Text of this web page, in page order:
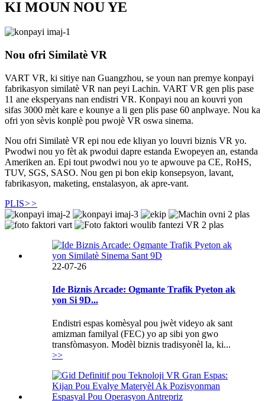
KI MOUN NOU YE
Nou ofri Similatè VR
VART VR, ki sitiye nan Guangzhou, se youn nan premye konpayi
fabrikasyon similatè VR nan peyi Lachin. VART VR gen plis pase
11 ane eksperyans nan endistri VR. Konpayi nou an kouvri yon
sifas 3000 mèt kare e kounye a li gen plis pase 60 anplwaye. Nou ka
ofri yon sèvis konplè pou pwojè VR oswa sinema.
Nou ofri Similatè VR epi nou ede kliyan yo louvri biznis VR yo.
Pwodwi nou yo fèt ak pwodui dapre estanda Ewopeyen an, estanda
Ameriken an. Epi tout pwodwi nou yo te apwouve pa CE, RoHS,
TUV, SGS, SASO. Nou gen pi bon ekip konsepsyon, lavant,
fabrikasyon, maketing, enstalasyon, ak apre-vant.
PLIS>>
22-07-26
Ide Biznis Arcade: Ogmante Trafik Pyeton ak
yon Si 9D...
Endistri espas komèsyal pou jwèt videyo ak sant
amizman familyal (FEC) yo ap sibi yon gwo
transfòmasyon. Modèl biznis tradisyonèl la, ki...
>>